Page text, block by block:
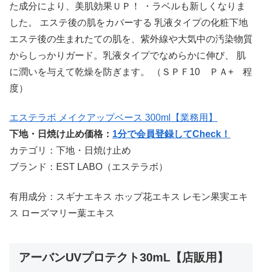
た成分により、美肌効果ＵＰ！ ・ラベルも新しくなりま
した。 エステ後の肌をカバーする 乳液タイプの化粧下地
エステ後の生まれたての肌を、紫外線や大気中の汚染物質
からしっかりガード。乳液タイプでなめらかに伸び、 肌
に潤いを与えて乾燥を防ぎます。 （ＳＰＦ10 ＰＡ+ 程
度）
エステラボ メイクアップベース 300ml【業務用】
下地・日焼け止め価格： 1分で会員登録してCheck！
カテゴリ：下地・日焼け止め
ブランド：EST LABO（エステラボ）
有用成分：スギナエキス ホップ花エキス レモン果実エキ
ス ローズマリー葉エキス
アーバンUVプロテクト30mL【店販用】